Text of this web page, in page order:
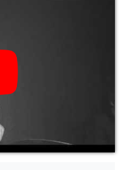
(CD, LP Vinyl)